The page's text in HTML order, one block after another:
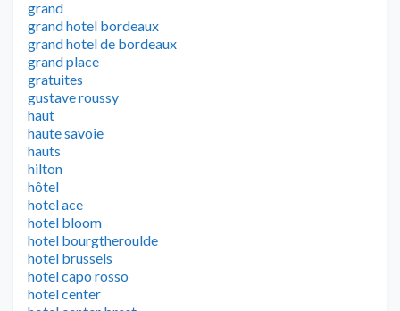
grand
grand hotel bordeaux
grand hotel de bordeaux
grand place
gratuites
gustave roussy
haut
haute savoie
hauts
hilton
hôtel
hotel ace
hotel bloom
hotel bourgtheroulde
hotel brussels
hotel capo rosso
hotel center